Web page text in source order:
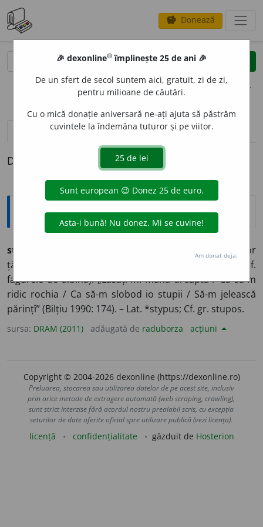
savings Donează
clear
opțiuni
definiții (1) pronunțievolume_up (34)
Definiția cu ID-ul 713360:
Arhaisme și regionalisme
stup,
-i, s.m. – Deșirătură în partea de jos a poalelor
țărănești; încrețitură la poale, în formă de romb (cf.
fagurele de albină): „Lăsați-mi mâna dreaptă / Ca să-m
ridic rochia / Ca să-m slobod io stupii / Să-m jelească
părințî” (Bilțiu 1990: 174). – Lat. *stypus; Cf. gr. stupos.
sursa: DRAM (2011) adăugată de raduborza acțiuni
Copyright © 2004-2026 dexonline (https://dexonline.ro)
Preluarea, stocarea sau utilizarea datelor de pe acest site, inclusiv
prin orice metode de extragere automată (web scraping, crawling),
sunt strict interzise fără acordul nostru prealabil scris, cu excepția
seturilor de date oferite oficial spre utilizare publică (vezi licența).
licență confidențialitate găzduit de Hosterion
🎉 dexonline® împlinește 25 de ani 🎉
De un sfert de secol suntem aici, gratuit, zi de zi,
pentru milioane de căutări.
Cu o mică donație aniversară ne-ați ajuta să păstrăm
cuvintele la îndemâna tuturor și pe viitor.
Am donat deja.